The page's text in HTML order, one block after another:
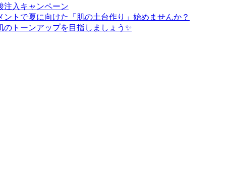
注入キャンペーン
トで夏に向けた「肌の土台作り」始めませんか？
トーンアップを目指しましょう✨